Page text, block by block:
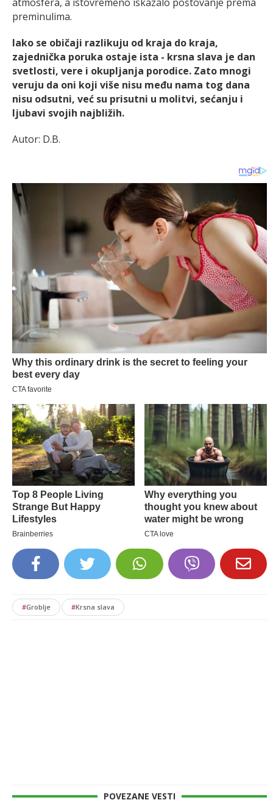
preminulima.
Iako se običaji razlikuju od kraja do kraja,
zajednička poruka ostaje ista - krsna slava je dan
svetlosti, vere i okupljanja porodice. Zato mnogi
veruju da oni koji više nisu među nama tog dana
nisu odsutni, već su prisutni u molitvi, sećanju i
ljubavi svojih najbližih.
Autor: D.B.
#Groblje #Krsna slava
POVEZANE VESTI